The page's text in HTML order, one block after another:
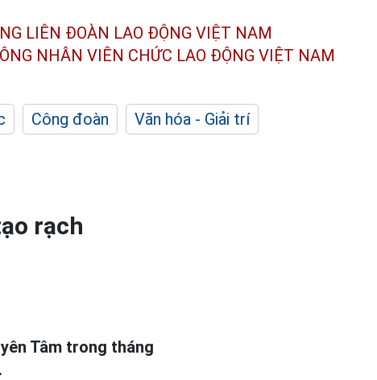
LIÊN ĐOÀN LAO ĐỘNG VIỆT NAM
NHÂN VIÊN CHỨC LAO ĐỘNG VIỆT NAM
Công đoàn
Văn hóa - Giải trí
rạch
Tâm trong tháng